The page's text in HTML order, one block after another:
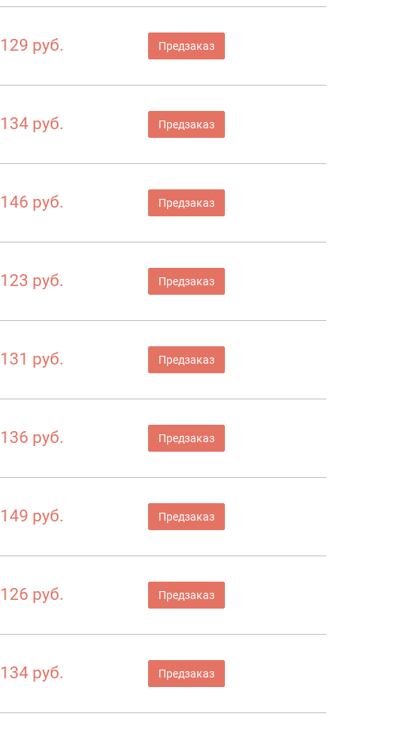
129 руб. Предзаказ
134 руб. Предзаказ
146 руб. Предзаказ
123 руб. Предзаказ
131 руб. Предзаказ
136 руб. Предзаказ
149 руб. Предзаказ
126 руб. Предзаказ
134 руб. Предзаказ